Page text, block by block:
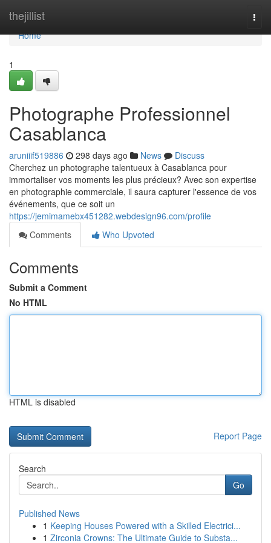
thejillist
Home
Home
1
Photographe Professionnel
Casablanca
aruniiif519886 298 days ago News
Discuss
Cherchez un photographe talentueux à Casablanca pour
immortaliser vos moments les plus précieux? Avec son expertise
en photographie commerciale, il saura capturer l'essence de vos
événements, que ce soit un
https://jemimamebx451282.webdesign96.com/profile
Comments
Who Upvoted
Comments
Submit a Comment
No HTML
HTML is disabled
Report Page
Search
Go
Published News
1 Keeping Houses Powered with a Skilled Electrici...
1 Zirconia Crowns: The Ultimate Guide to Substa...